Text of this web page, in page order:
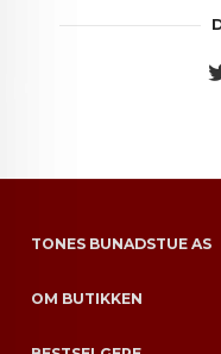
TONES BUNADSTUE AS
OM BUTIKKEN